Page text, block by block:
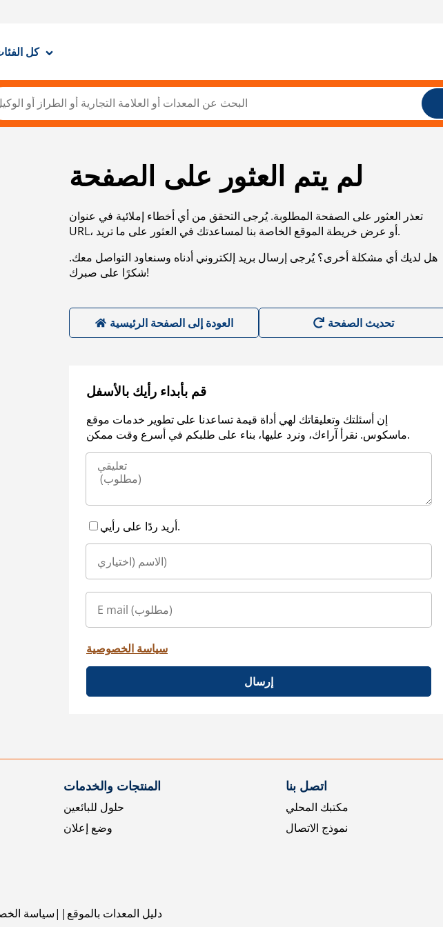
كل الفئات
لم يتم العثور على الصفحة
تعذر العثور على الصفحة المطلوبة. يُرجى التحقق من أي أخطاء إملائية في عنوان
URL، أو عرض خريطة الموقع الخاصة بنا لمساعدتك في العثور على ما تريد.
هل لديك أي مشكلة أخرى؟ يُرجى إرسال بريد إلكتروني أدناه وسنعاود التواصل معك.
شكرًا على صبرك!
العودة إلى الصفحة الرئيسية
قم بأبداء رأيك بالأسفل
إن أسئلتك وتعليقاتك لهي أداة قيمة تساعدنا على تطوير خدمات موقع
ماسكوس. نقرأ آراءك، ونرد عليها، بناء على طلبكم في أسرع وقت ممكن.
أريد ردًا على رأيي.
سياسة الخصوصية
إرسال
المنتجات والخدمات
حلول للبائعين
وضع إعلان
اتصل بنا
مكتبك المحلي
نموذج الاتصال
سياسة دليل المعدات بالموقع